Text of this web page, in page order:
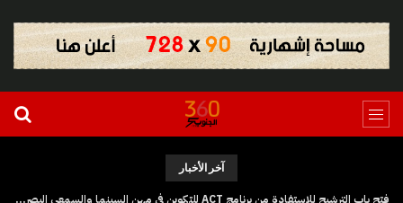
آخر الأخبار
فتح باب الترشيح للاستفادة من برنامج ACT للتكوين في مهن السينما والسمعي البصري بجهة كلميم وادنون